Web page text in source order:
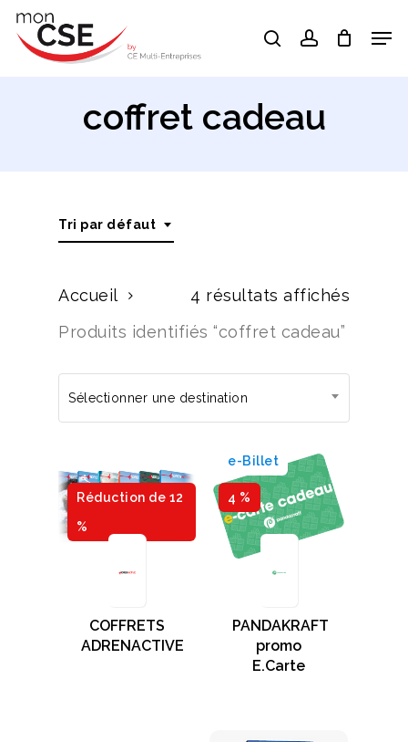
Skip
searchaccount
coffret cadeau
Tri par défaut
4 résultats affichés
Accueil
Produits identifiés “coffret cadeau”
Sélectionner une destination
Réduction de 12
%
COFFRETS
ADRENACTIVE
4 %
e-Billet
PANDAKRAFT
promo
E.Carte